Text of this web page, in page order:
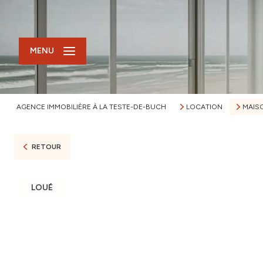
MENU
AGENCE IMMOBILIÈRE À LA TESTE-DE-BUCH LOCATION
RETOUR
LOUÉ